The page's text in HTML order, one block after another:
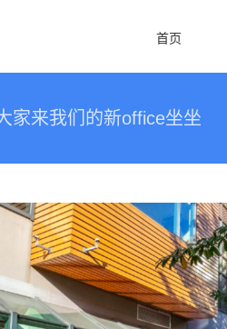
首页
家来我们的新office坐坐